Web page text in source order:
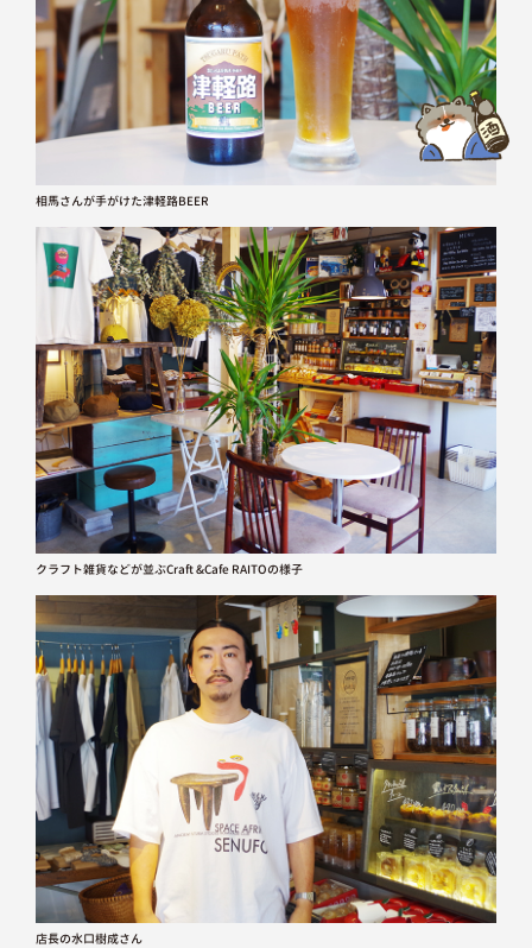
相馬さんが手がけた津軽路BEER
クラフト雑貨などが並ぶCraft &Cafe RAITOの様子
店長の水口樹成さん